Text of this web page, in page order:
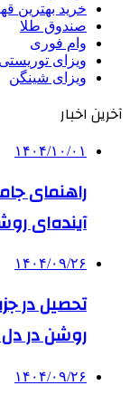
خرید بهترین
صندوق طلا
وام فوری
ویزای توریستی
ویزای شینگن
آخرین اخبار
۱۴۰۴/۱۰/۰۱
راهنمای
آینده‌ای
۱۴۰۴/۰۹/۲۶
تحصیل در
روشن در
۱۴۰۴/۰۹/۲۶